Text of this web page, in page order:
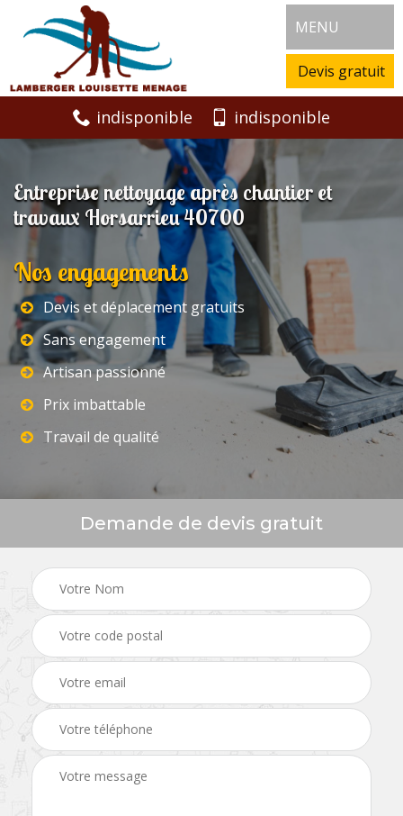
MENU
Devis gratuit
indisponible indisponible
Entreprise nettoyage après chantier et
travaux Horsarrieu 40700
Nos engagements
Devis et déplacement gratuits
Sans engagement
Artisan passionné
Prix imbattable
Travail de qualité
Demande de devis gratuit